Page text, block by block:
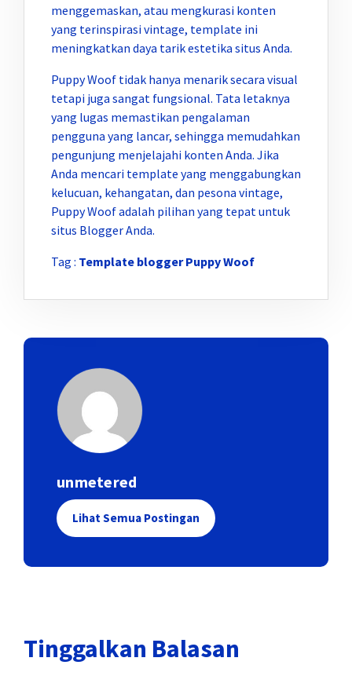
menggemaskan, atau mengkurasi konten
yang terinspirasi vintage, template ini
meningkatkan daya tarik estetika situs Anda.
Puppy Woof tidak hanya menarik secara visual
tetapi juga sangat fungsional. Tata letaknya
yang lugas memastikan pengalaman
pengguna yang lancar, sehingga memudahkan
pengunjung menjelajahi konten Anda. Jika
Anda mencari template yang menggabungkan
kelucuan, kehangatan, dan pesona vintage,
Puppy Woof adalah pilihan yang tepat untuk
situs Blogger Anda.
Tag : Template blogger Puppy Woof
unmetered
Lihat Semua Postingan
Tinggalkan Balasan